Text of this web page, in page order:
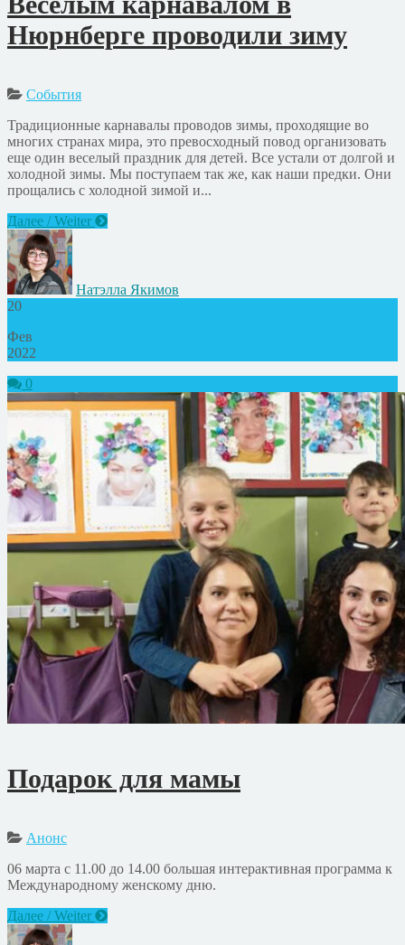
Нюрнберге проводили зиму
События
Традиционные карнавалы проводов зимы, проходящие во
многих странах мира, это превосходный повод организовать
еще один веселый праздник для детей. Все устали от долгой и
холодной зимы. Мы поступаем так же, как наши предки. Они
прощались с холодной зимой и...
Далее / Weiter
Натэлла Якимов
20
Фев
2022
0
Подарок для мамы
Анонс
06 марта с 11.00 до 14.00 большая интерактивная программа к
Международному женскому дню.
Далее / Weiter